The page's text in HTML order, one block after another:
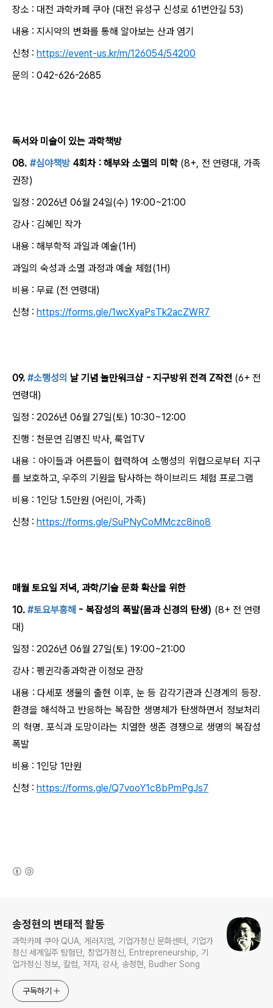
장소 : 대전 과학카페 쿠아 (대전 유성구 신성로 61번안길 53)
내용 : 지시약의 변화를 통해 알아보는 산과 염기
신청 : https://event-us.kr/m/126054/54200
문의 : 042-626-2685
독서와 미술이 있는 과학책방
08. #심야책방4회차 : 해부와 소멸의 미학(8+, 전 연령대, 가족
권장)
일정 : 2026년 06월 24일(수) 19:00~21:00
강사 : 김혜민 작가
내용 : 해부학적 과일과 예술(1H)
과일의 숙성과 소멸 과정과 예술 체험(1H)
비용 : 무료 (전 연령대)
신청 : https://forms.gle/1wcXyaPsTk2acZWR7
09.#소행성의 날 기념 놀만워크샵 - 지구방위 전격 Z작전 (6+ 전
연령대)
일정 : 2026년 06월 27일(토) 10:30~12:00
진행 : 천문연 김명진 박사, 룩업TV
내용 : 아이들과 어른들이 협력하여 소행성의 위협으로부터 지구
를 보호하고, 우주의 기원을 탐사하는 하이브리드 체험 프로그램
비용 : 1인당 1.5만원 (어린이, 가족)
신청 : https://forms.gle/SuPNyCoMMczc8ino8
매월 토요일 저녁, 과학/기술 문화 확산을 위한
10.#토요부흥해 - 복잡성의 폭발(몸과 신경의 탄생) (8+ 전 연령
대)
일정 : 2026년 06월 27일(토) 19:00~21:00
강사 : 펭귄각종과학관 이정모 관장
내용 : 다세포 생물의 출현 이후, 눈 등 감각기관과 신경계의 등장.
환경을 해석하고 반응하는 복잡한 생명체가 탄생하면서 정보처리
의 혁명. 포식과 도망이라는 치열한 생존 경쟁으로 생명의 복잡성
폭발
비용 : 1인당 1만원
신청 : https://forms.gle/Q7vooY1c8bPmPgJs7
송정현의 변태적 활동
과학카페 쿠아 QUA, 게러지엠, 기업가정신 문화센터, 기업가
정신 세계일주 탐험단, 창업가정신, Entrepreneurship, 기
업가정신 정보, 칼럼, 저자, 강사, 송정현, Budher Song
구독하기